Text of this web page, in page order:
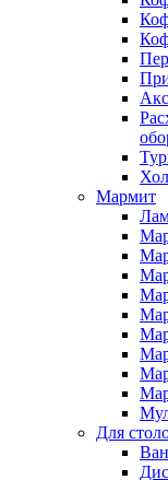
Мармит
Для